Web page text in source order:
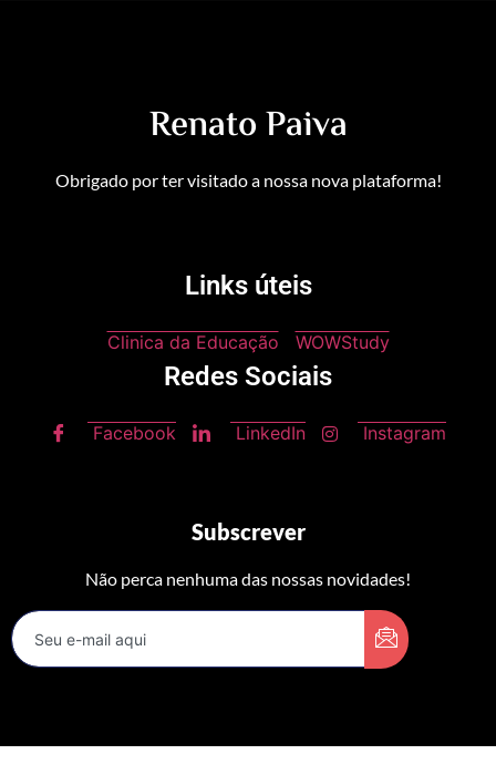
Renato Paiva
Obrigado por ter visitado a nossa nova plataforma!
Links úteis
Clinica da Educação WOWStudy
Redes Sociais
Facebook LinkedIn Instagram
Subscrever
Não perca nenhuma das nossas novidades!